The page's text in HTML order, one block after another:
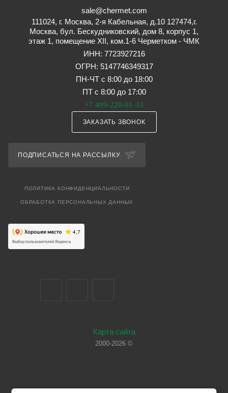
sale@chermet.com
111024, г. Москва, 2-я Кабельная, д.10 127474,г.
Москва, бул. Бескудниковский, дом 8, корпус 1,
этаж 1, помещение XII, ком.1-6 Черметком - ЧМК
ИНН: 7723927216
ОГРН: 5147746349317
ПН-ЧТ с 8:00 до 18:00
ПТ с 8:00 до 17:00
+7 499-220-01-33
ЗАКАЗАТЬ ЗВОНОК
ПОДПИСАТЬСЯ НА РАССЫЛКУ
ПОЛИТИКА КОНФИДЕНЦИАЛЬНОСТИ
ОБРАБОТКА ПЕРСОНАЛЬНЫХ ДАННЫХ
Карта сайта
2000-2026 ©